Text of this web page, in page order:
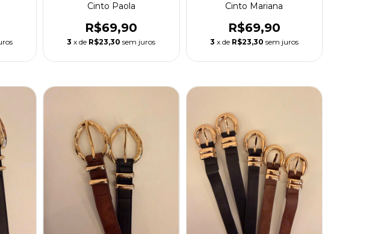
Cinto Paola
R$69,90
3 x de R$23,30 sem juros
Cinto Mariana
R$69,90
3 x de R$23,30 sem juros